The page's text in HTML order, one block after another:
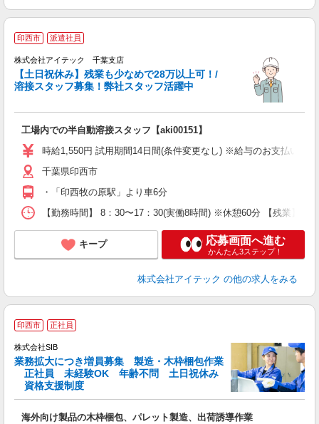
印西市 派遣社員
株式会社アイテック 千葉支店
【土日祝休み】残業も少なめで28万以上可！/
溶接スタッフ募集！弊社スタッフ活躍中
工場内での半自動溶接スタッフ【aki00151】
時給1,550円 試用期間14日間(条件変更なし) ※給与のお支払いは
千葉県印西市
・「印西牧の原駅」より車6分
【勤務時間】 8：30〜17：30(実働8時間) ※休憩60分 【残業】 月
キープ 応募画面へ進む
かんたん3ステップ！
株式会社アイテック の他の求人をみる
印西市 正社員
株式会社SIB
業務拡大につき増員募集 製造・木枠梱包作業
正社員 未経験OK 年齢不問 土日祝休み
資格支援制度
海外向け製品の木枠梱包、パレット製造、出荷誘導作業